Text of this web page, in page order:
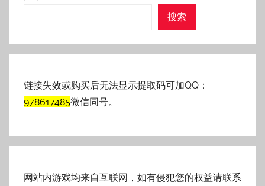
搜索
链接失效或购买后无法显示提取码可加QQ：
978617485微信同号。
网站内游戏均来自互联网，如有侵犯您的权益请联系